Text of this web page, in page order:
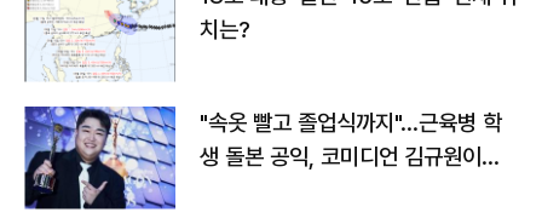
치는?
"속옷 빨고 졸업식까지"…근육병 학
생 돌본 공익, 코미디언 김규원이었